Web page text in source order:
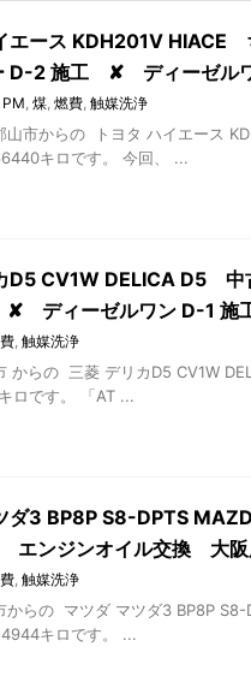
エース KDH201V
D-2 施工 ✘ ディーゼル
PM, 煤, 燃費, 触媒洗浄
山市からの トヨタ ハイエース
キロです。 今回、 ...
D5 CV1W DELICA D5
ディーゼルワン D-1 施
, 触媒洗浄
からの 三菱 デリカD5 CV1W
ロです。 「AT ...
ダ3 BP8P S8-DPTS
ンジンオイル交換 大阪
, 触媒洗浄
からの マツダ マツダ3 BP8P
キロです。 ...